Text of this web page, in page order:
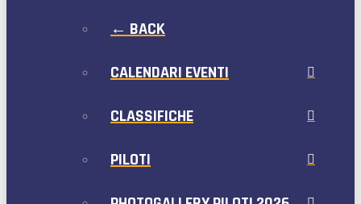
← BACK
CALENDARI EVENTI
CLASSIFICHE
PILOTI